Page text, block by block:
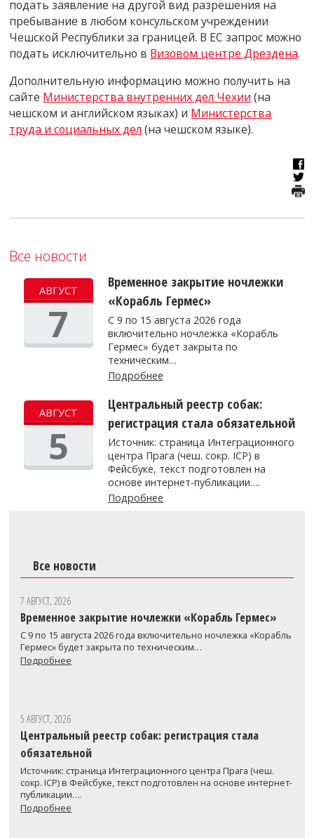
подать заявление на другой вид разрешения на
пребывание в любом консульском учреждении
Чешской Республики за границей. В ЕС запрос можно
подать исключительно в Визовом центре Дрездена.
Дополнительную информацию можно получить на
сайте Министерства внутренних дел Чехии (на
чешском и английском языках) и Министерства
труда и социальных дел (на чешском языке).
Все новости
АВГУСТ
7
Временное закрытие ночлежки
«Корабль Гермес»
С 9 по 15 августа 2026 года
включительно ночлежка «Корабль
Гермес» будет закрыта по
техническим…
Подробнее
АВГУСТ
5
Центральный реестр собак:
регистрация стала обязательной
Источник: страница Интеграционного
центра Прага (чеш. сокр. ICP) в
Фейсбуке, текст подготовлен на
основе интернет-публикации….
Подробнее
Все новости
7 АВГУСТ, 2026
Временное закрытие ночлежки «Корабль Гермес»
С 9 по 15 августа 2026 года включительно ночлежка «Корабль
Гермес» будет закрыта по техническим…
Подробнее
5 АВГУСТ, 2026
Центральный реестр собак: регистрация стала
обязательной
Источник: страница Интеграционного центра Прага (чеш.
сокр. ICP) в Фейсбуке, текст подготовлен на основе интернет-
публикации….
Подробнее